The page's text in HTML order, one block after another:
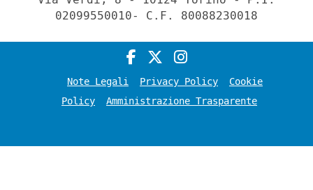
02099550010- C.F. 80088230018
Note Legali Privacy Policy
Cookie
Policy
Amministrazione Trasparente